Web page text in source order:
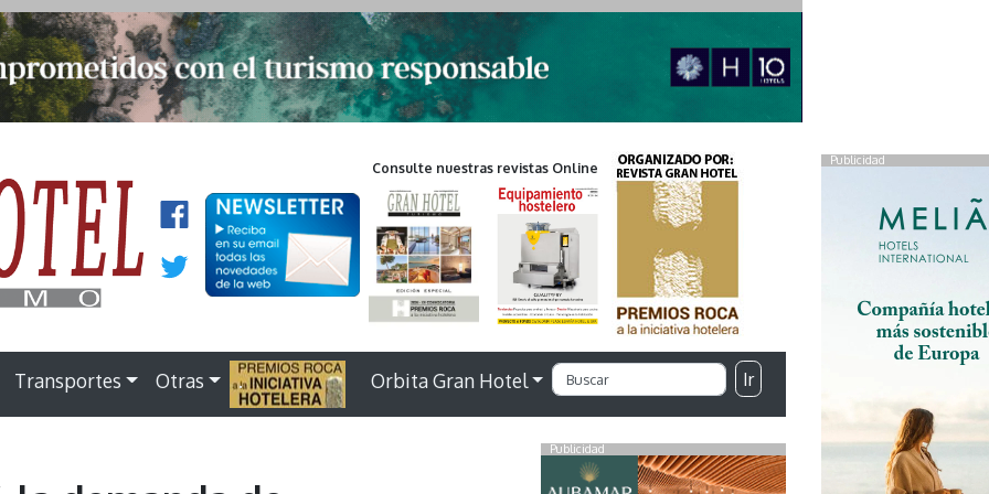
Publicidad
Consulte nuestras revistas Online
Transportes Otras . Orbita Gran Hotel Ir
Publicidad